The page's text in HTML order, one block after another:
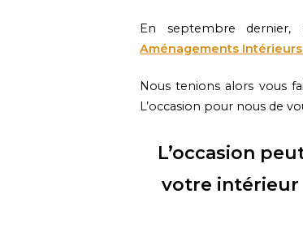
En septembre dernier,
Aménagements
Nous tenions alors vous
L’occasion pour nous de
L’occasion
votre intérieur